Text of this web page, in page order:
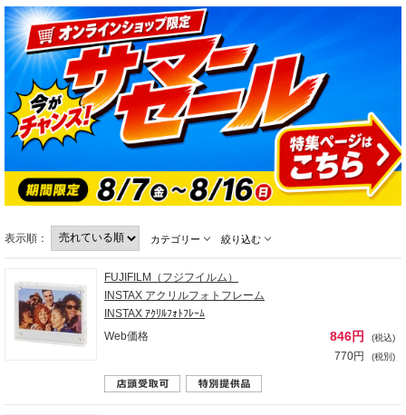
表示順： カテゴリー 絞り込む
FUJIFILM（フジフイルム）
INSTAX アクリルフォトフレーム
INSTAX ｱｸﾘﾙﾌｫﾄﾌﾚｰﾑ
Web価格
846円 (税込)
770円 (税別)